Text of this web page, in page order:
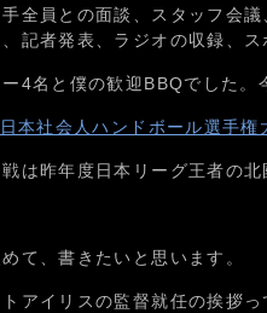
全員との面談、スタッフ会
記者発表、ラジオの収録、
4名と僕の歓迎BBQでした
本社会人ハンドボール選手権
は昨年度日本リーグ王者の
て、書きたいと思います。
アイリスの監督就任の挨拶